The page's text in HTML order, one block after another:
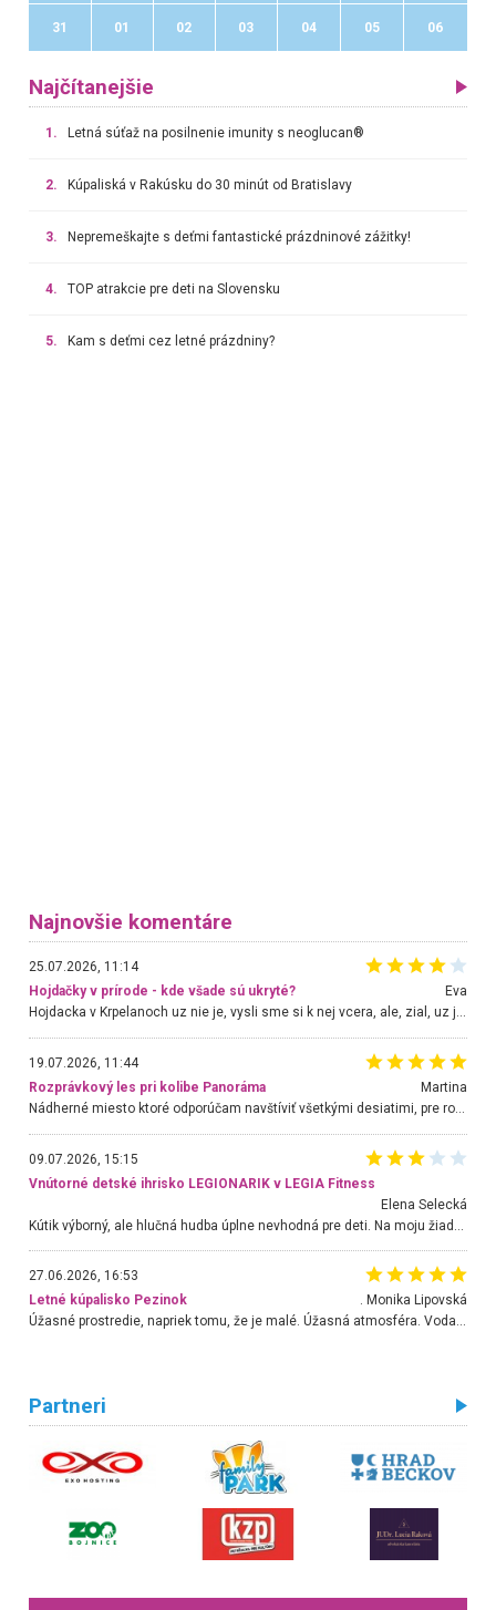
31 01 02 03 04 05 06
Najčítanejšie
1. Letná súťaž na posilnenie imunity s neoglucan®
2. Kúpaliská v Rakúsku do 30 minút od Bratislavy
3. Nepremeškajte s deťmi fantastické prázdninové zážitky!
4. TOP atrakcie pre deti na Slovensku
5. Kam s deťmi cez letné prázdniny?
Najnovšie komentáre
25.07.2026, 11:14
Hojdačky v prírode - kde všade sú ukryté?
Eva
Hojdacka v Krpelanoch uz nie je, vysli sme si k nej vcera, ale, zial, uz je znicena. Ak sem planujete cestu len kvoli hojdacke, mozete si ju usetrit. Krasny vyhlad je tu vsak aj bez hojdacky :-)
19.07.2026, 11:44
Rozprávkový les pri kolibe Panoráma
Martina
Nádherné miesto ktoré odporúčam navštíviť všetkými desiatimi, pre rodiny s deťmi, dôchodcom... Proste a jednoducho ozaj rozprávkový les.. určite ešte prídeme. Odniesli sme si na pamiatku krásne tričká,
09.07.2026, 15:15
Vnútorné detské ihrisko LEGIONARIK v LEGIA Fitness
Elena Selecká
27.06.2026, 16:53
Letné kúpalisko Pezinok
. Monika Lipovská
Úžasné prostredie, napriek tomu, že je malé. Úžasná atmosféra. Voda fantastická a nádherná. Ľudí je pomerne veľa, ale su mili a ohľaduplní. Je veľmi zaujímavé sledovať, ako dokážu spolu športovať cudzí ľudia a bez ohľadu na vek. Vládne tu pohoda. Vnuka neviem dostať z vody. Ďakujem za krásny deň . Urcite sa sem vrátim. Jediný problém je s parkovaním, ale aj ten sa mi podarilo vyriešiť. Monika Bratislava
Partneri